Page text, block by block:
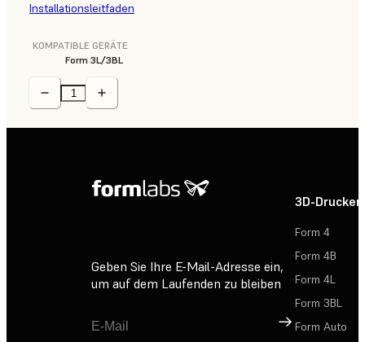
Installationsleitfaden
KOMPATIBLE GERÄTE
Form 3L/3BL
Geben Sie Ihre E-Mail-Adresse ein,
um auf dem Laufenden zu bleiben
Registrieren
3D-Drucker
Form 4
Form 4B
Form 4L
Form 3BL
Form Auto